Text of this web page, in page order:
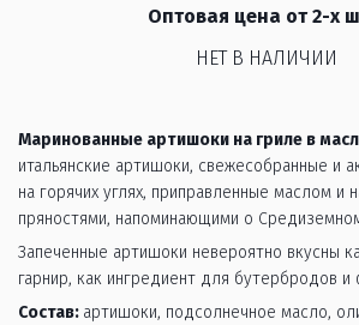
Оптовая цена от 2-х
НЕТ В НАЛИЧИИ
Маринованные артишоки на гриле в
итальянские артишоки, свежесобранные и
на горячих углях, приправленные маслом и
пряностями, напоминающими о
Запеченные артишоки невероятно вкусны
гарнир, как ингредиент для бутербродов и
Состав: артишоки, подсолнечное масло,